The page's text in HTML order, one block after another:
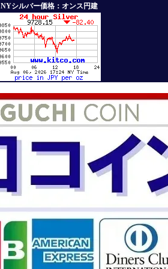
NYシルバー価格：オンス円建